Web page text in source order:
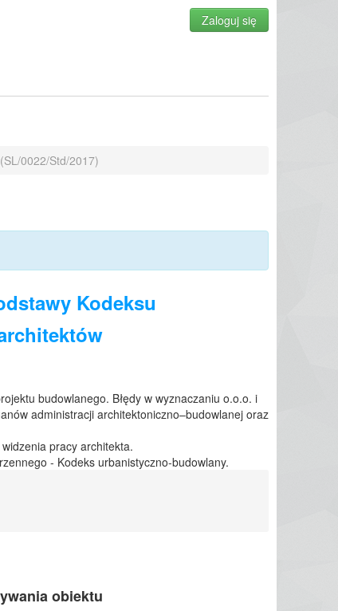
Zaloguj się
0022/Std/2017)
Kodeksu
budowlanego. Błędy w wyznaczaniu o.o.o. i
administracji architektoniczno–budowlanej oraz
pracy architekta.
- Kodeks urbanistyczno-budowlany.
obiektu